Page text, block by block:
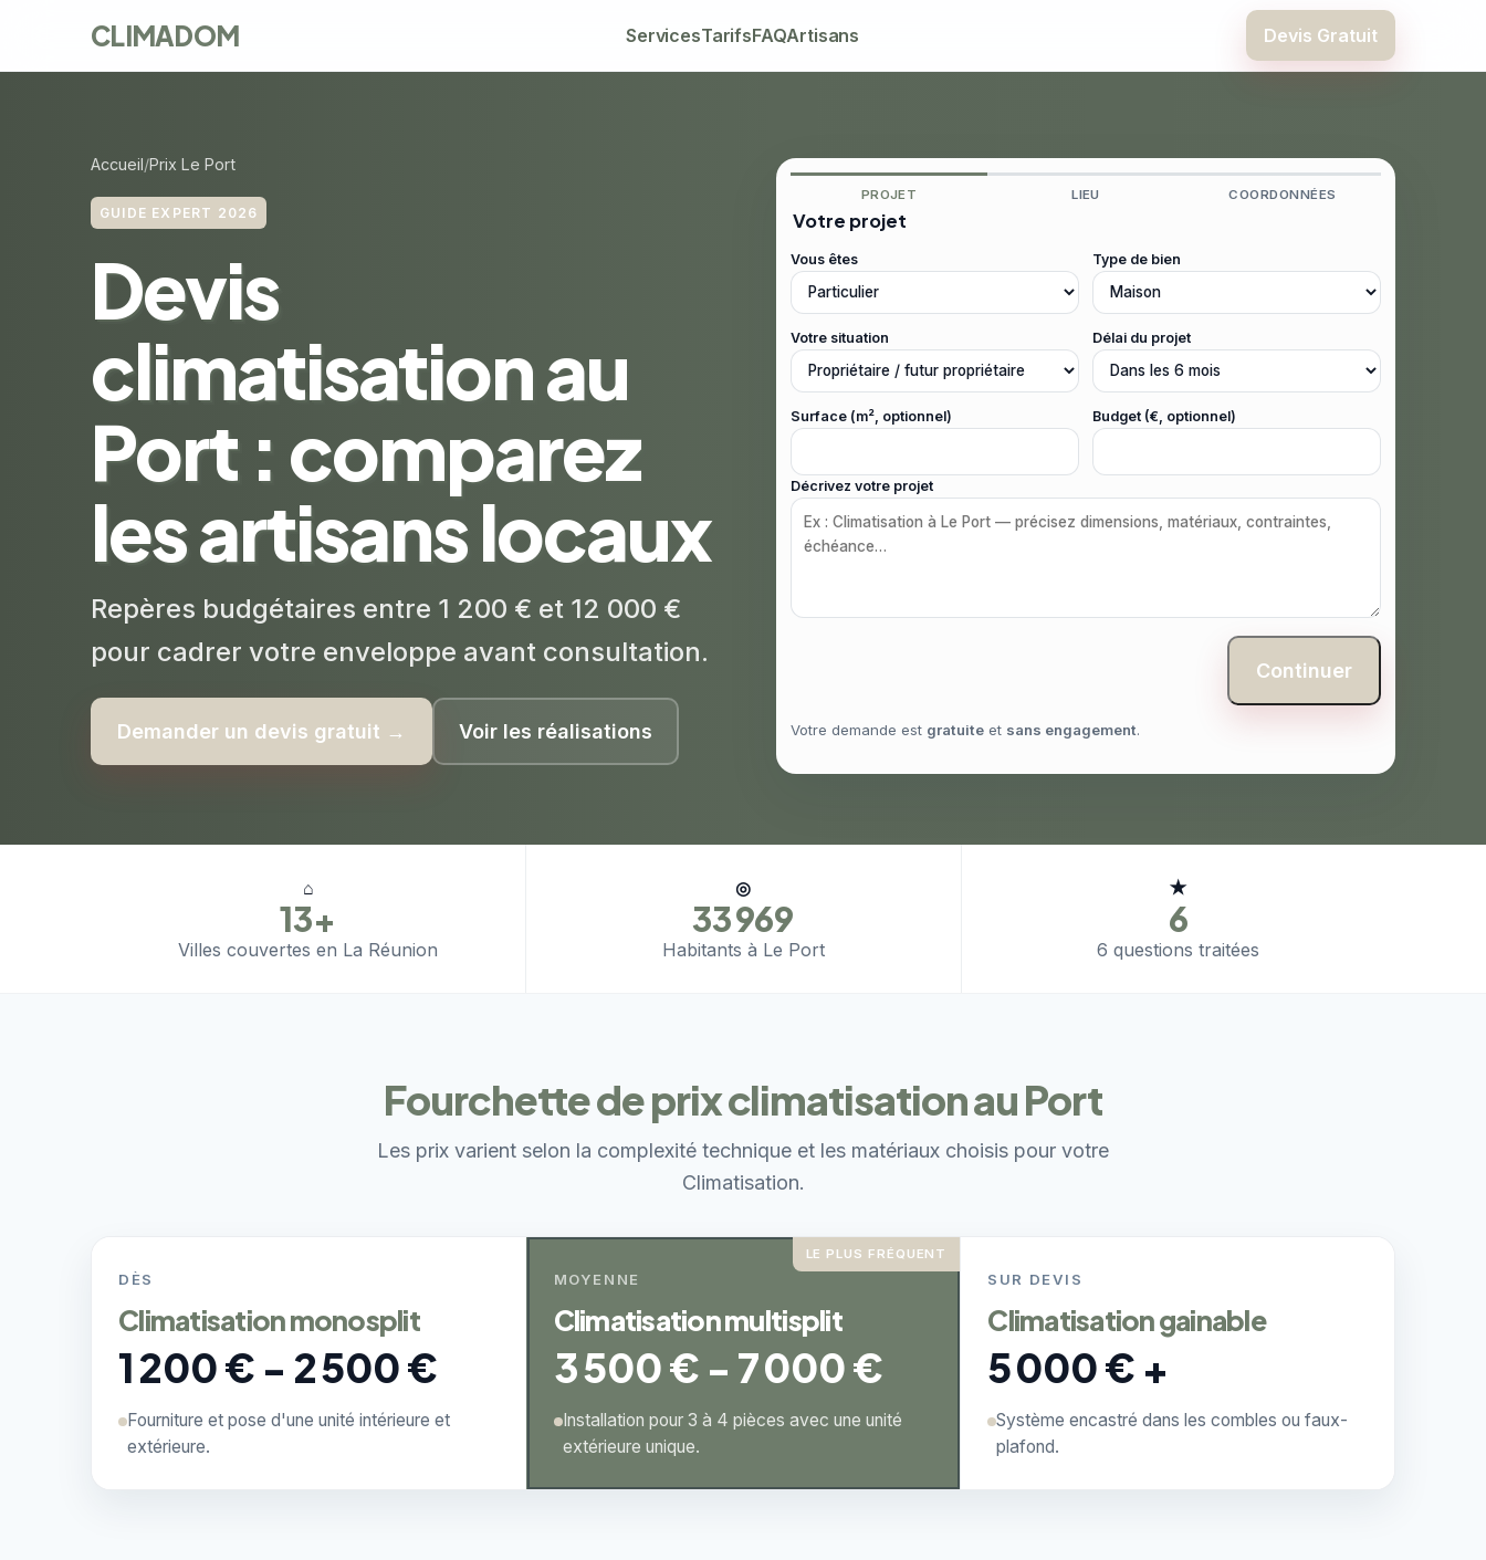
CLIMADOM ServicesTarifsFAQArtisans Devis Gratuit
Accueil Prix Le Port
GUIDE EXPERT 2026
Devis
climatisation au
Port : comparez
les artisans locaux
Repères budgétaires entre 1 200 € et 12 000 €
pour cadrer votre enveloppe avant consultation.
Demander un devis gratuit → Voir les réalisations
PROJET LIEU COORDONNÉES
Votre projet
Vous êtes Type de bien
Votre situation Délai du projet
Surface (m², optionnel) Budget (€, optionnel)
Décrivez votre projet
Continuer
Votre demande est gratuite et sans engagement.
⌂
13+
Villes couvertes en La Réunion
◎
33 969
Habitants à Le Port
★
6
6 questions traitées
Fourchette de prix climatisation au Port
Les prix varient selon la complexité technique et les matériaux choisis pour votre
Climatisation.
DÈS
Climatisation monosplit
1 200 € - 2 500 €
Fourniture et pose d'une unité intérieure et
extérieure.
LE PLUS FRÉQUENT
MOYENNE
Climatisation multisplit
3 500 € - 7 000 €
Installation pour 3 à 4 pièces avec une unité
extérieure unique.
SUR DEVIS
Climatisation gainable
5 000 € +
Système encastré dans les combles ou faux-
plafond.